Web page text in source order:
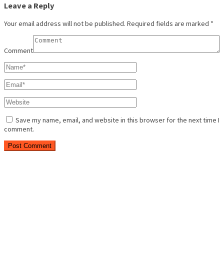
Leave a Reply
Your email address will not be published. Required fields are marked *
Comment
Save my name, email, and website in this browser for the next time I
comment.